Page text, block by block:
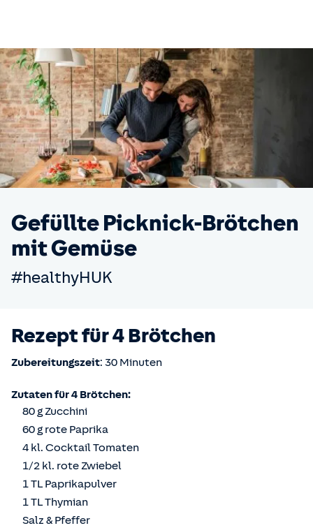
Gefüllte Picknick-Brötchen
mit Gemüse
#healthyHUK
Rezept für 4 Brötchen
Zubereitungszeit: 30 Minuten
Zutaten für 4 Brötchen:
80 g Zucchini
60 g rote Paprika
4 kl. Cocktail Tomaten
1/2 kl. rote Zwiebel
1 TL Paprikapulver
1 TL Thymian
Salz & Pfeffer